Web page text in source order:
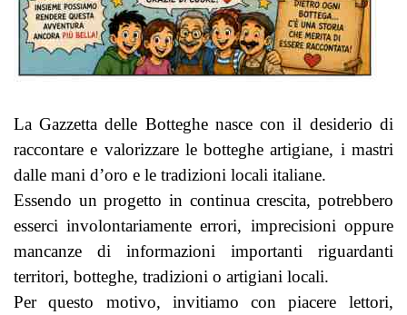
La Gazzetta delle Botteghe nasce con il desiderio di
raccontare e valorizzare le botteghe artigiane, i mastri
dalle mani d’oro e le tradizioni locali italiane.
Essendo un progetto in continua crescita, potrebbero
esserci involontariamente errori, imprecisioni oppure
mancanze di informazioni importanti riguardanti
territori, botteghe, tradizioni o artigiani locali.
Per questo motivo, invitiamo con piacere lettori,